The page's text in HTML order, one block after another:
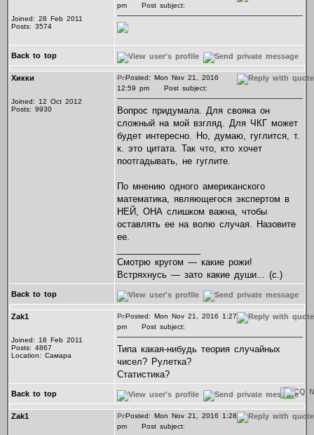
Joined: 28 Feb 2011
Posts: 3574
pm
Post subject:
Back to top
Хикки
Joined: 12 Oct 2012
Posts: 9930
Posted: Mon Nov 21, 2016
12:59 pm
Post subject:
Вопрос придумала. Для свояка он
сложный на мой взгляд. Для ЧКГ может
будет интересно. Но, думаю, гуглится, т.
к. это цитата. Так что, кто хочет
поотгадывать, не гуглите.
По мнению одного американского
математика, являющегося экспертом в
НЕЙ, ОНА слишком важна, чтобы
оставлять ее на волю случая. Назовите
ее.
Смотрю кругом — какие рожи!
Встряхнусь — зато какие души... (с.)
Back to top
Zak1
Joined: 18 Feb 2011
Posts: 4867
Location: Самара
Posted: Mon Nov 21, 2016 1:27
pm
Post subject:
Типа какая-нибудь теория случайных
чисел? Рулетка?
Статистика?
Back to top
Zak1
Posted: Mon Nov 21, 2016 1:28
pm
Post subject: